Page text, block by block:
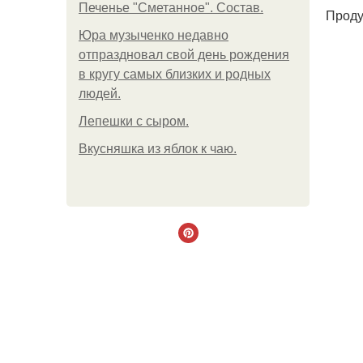
Печенье "Сметанное". Состав.
Юра музыченко недавно
отпраздновал свой день рождения
в кругу самых близких и родных
людей.
Лепешки с сыром.
Вкусняшка из яблок к чаю.